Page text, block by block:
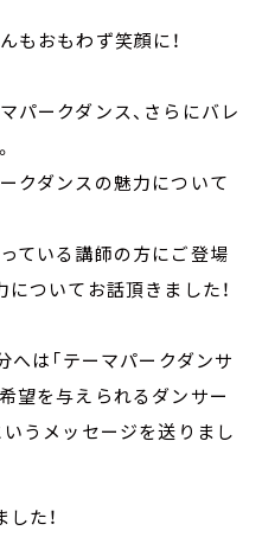
もおもわず笑顔に！
パークダンス、さらにバレ
クダンスの魅力について
ている講師の方にご登場
ついてお話頂きました！
へは「テーマパークダンサ
望を与えられるダンサー
いうメッセージを送りまし
た！